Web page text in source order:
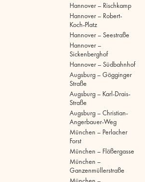
Hannover – Rischkamp
Hannover – Robert-
Koch-Platz
Hannover – Seestraße
Hannover –
Sickenberghof
Hannover – Südbahnhof
Augsburg – Gögginger
Straße
Augsburg – Karl-Drais-
Straße
Augsburg – Christian-
Angerbauer-Weg
München – Perlacher
Forst
München – Flößergasse
München –
Ganzenmüllerstraße